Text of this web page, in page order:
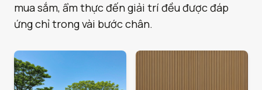
mua sắm, ẩm thực đến giải trí đều được đáp
ứng chỉ trong vài bước chân.